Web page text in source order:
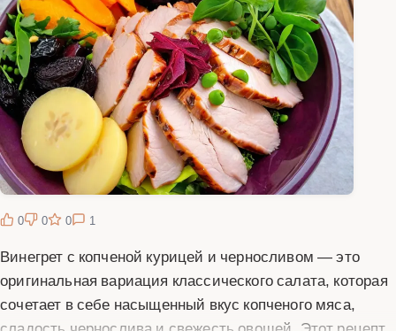
0 0 0 1
Винегрет с копченой курицей и черносливом — это
оригинальная вариация классического салата, которая
сочетает в себе насыщенный вкус копченого мяса,